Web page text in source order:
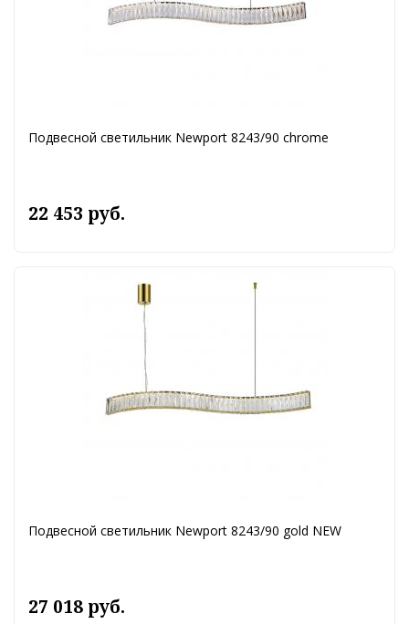
Подвесной светильник Newport 8243/90 chrome
22 453 руб.
Подвесной светильник Newport 8243/90 gold NEW
27 018 руб.